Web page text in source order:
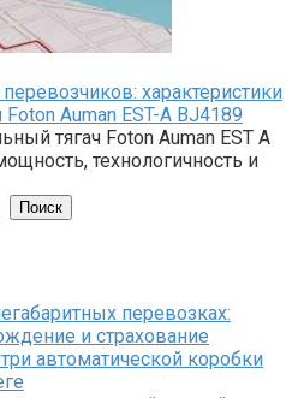
характеристики
Auman EST-A BJ4189
тягач Foton Auman EST A
технологичность и
Поиск
перевозках:
и страхование
автоматической коробки